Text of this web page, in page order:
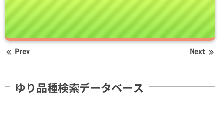
Prev Next
ゆり品種検索データベース